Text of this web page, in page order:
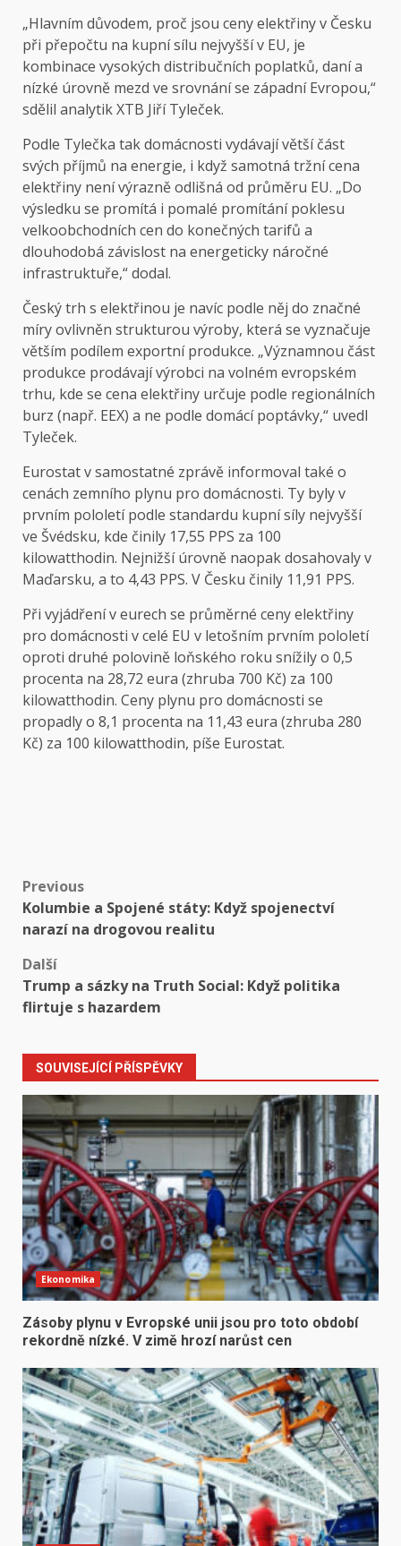
„Hlavním důvodem, proč jsou ceny elektřiny v Česku
při přepočtu na kupní sílu nejvyšší v EU, je
kombinace vysokých distribučních poplatků, daní a
nízké úrovně mezd ve srovnání se západní Evropou,“
sdělil analytik XTB Jiří Tyleček.
Podle Tylečka tak domácnosti vydávají větší část
svých příjmů na energie, i když samotná tržní cena
elektřiny není výrazně odlišná od průměru EU. „Do
výsledku se promítá i pomalé promítání poklesu
velkoobchodních cen do konečných tarifů a
dlouhodobá závislost na energeticky náročné
infrastruktuře,“ dodal.
Český trh s elektřinou je navíc podle něj do značné
míry ovlivněn strukturou výroby, která se vyznačuje
větším podílem exportní produkce. „Významnou část
produkce prodávají výrobci na volném evropském
trhu, kde se cena elektřiny určuje podle regionálních
burz (např. EEX) a ne podle domácí poptávky,“ uvedl
Tyleček.
Eurostat v samostatné zprávě informoval také o
cenách zemního plynu pro domácnosti. Ty byly v
prvním pololetí podle standardu kupní síly nejvyšší
ve Švédsku, kde činily 17,55 PPS za 100
kilowatthodin. Nejnižší úrovně naopak dosahovaly v
Maďarsku, a to 4,43 PPS. V Česku činily 11,91 PPS.
Při vyjádření v eurech se průměrné ceny elektřiny
pro domácnosti v celé EU v letošním prvním pololetí
oproti druhé polovině loňského roku snížily o 0,5
procenta na 28,72 eura (zhruba 700 Kč) za 100
kilowatthodin. Ceny plynu pro domácnosti se
propadly o 8,1 procenta na 11,43 eura (zhruba 280
Kč) za 100 kilowatthodin, píše Eurostat.
Post
navigation
Previous
Kolumbie a Spojené státy: Když spojenectví
narazí na drogovou realitu
Další
Trump a sázky na Truth Social: Když politika
flirtuje s hazardem
SOUVISEJÍCÍ PŘÍSPĚVKY
Ekonomika
Zásoby plynu v Evropské unii jsou pro toto období
rekordně nízké. V zimě hrozí narůst cen